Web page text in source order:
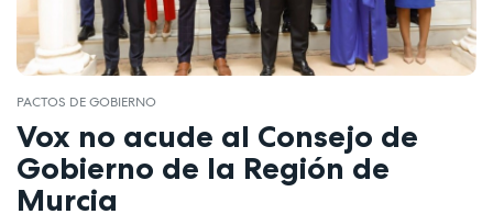
PACTOS DE GOBIERNO
Vox no acude al Consejo de
Gobierno de la Región de
Murcia